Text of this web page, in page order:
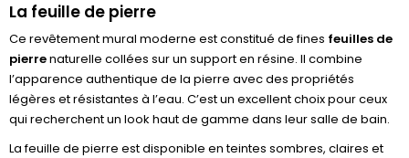
La feuille de pierre
Ce revêtement mural moderne est constitué de fines feuilles de
pierrenaturelle collées sur un support en résine. Il combine
l’apparence authentique de la pierre avec des propriétés
légères et résistantes à l’eau. C’est un excellent choix pour ceux
qui recherchent un look haut de gamme dans leur salle de bain.
La feuille de pierre est disponible en teintes sombres, claires et